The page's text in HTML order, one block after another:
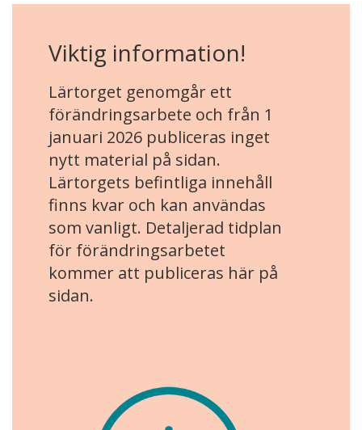
Viktig information!
Lärtorget genomgår ett
förändringsarbete och från 1
januari 2026 publiceras inget
nytt material på sidan.
Lärtorgets befintliga innehåll
finns kvar och kan användas
som vanligt. Detaljerad tidplan
för förändringsarbetet
kommer att publiceras här på
sidan.